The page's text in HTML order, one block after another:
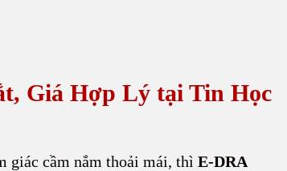
Giá Hợp Lý tại Tin Học
giác cầm nắm thoải mái, thì E-DRA